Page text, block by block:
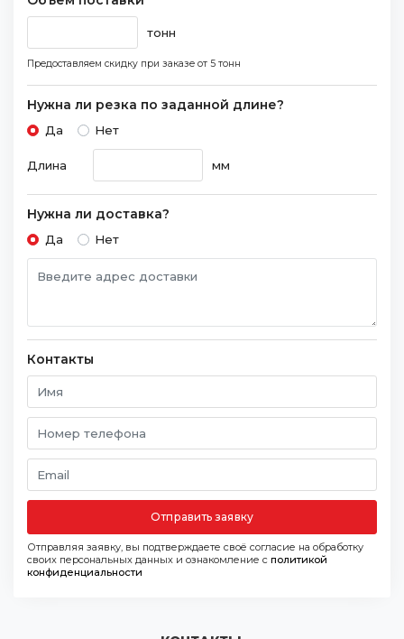
тонн
Предоставляем скидку при заказе от 5 тонн
Нужна ли резка по заданной длине?
Да Нет
Длина мм
Нужна ли доставка?
Да Нет
Контакты
Отправить заявку
Отправляя заявку, вы подтверждаете своё согласие на обработку
своих персональных данных и ознакомление с политикой
конфиденциальности